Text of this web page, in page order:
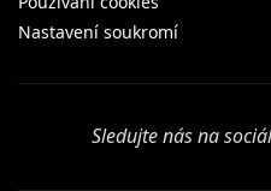
Nastavení soukromí
Sledujte nás na